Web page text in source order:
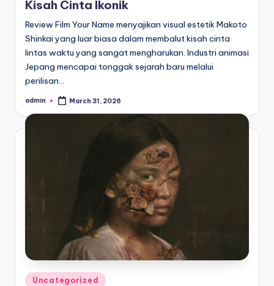
Kisah Cinta Ikonik
Review Film Your Name menyajikan visual estetik Makoto
Shinkai yang luar biasa dalam membalut kisah cinta
lintas waktu yang sangat mengharukan. Industri animasi
Jepang mencapai tonggak sejarah baru melalui
perilisan…
Posted
admin March 31, 2026
Posted
Uncategorized